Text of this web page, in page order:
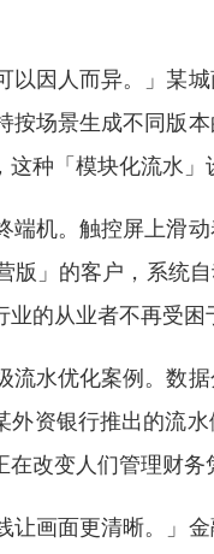
以因人而异。」某
场景生成不同版
种「模块化流水」
机。触控屏上滑
」的客户，系统
的从业者不再受困
水优化案例。数
资银行推出的流
改变人们管理财务
让画面更清晰。」